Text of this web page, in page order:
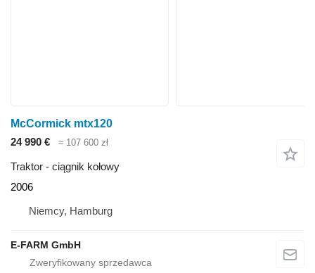
McCormick mtx120
24 990 €
≈ 107 600 zł
Traktor - ciągnik kołowy
2006
Niemcy, Hamburg
E-FARM GmbH